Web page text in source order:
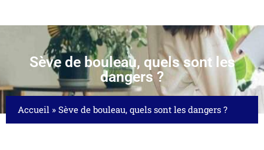
Sève de bouleau, quels sont les
dangers ?
Accueil » Sève de bouleau, quels sont les dangers ?